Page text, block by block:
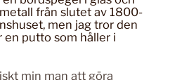
från slutet av 1800-
men jag tror den
en putto som håller i
min man att göra